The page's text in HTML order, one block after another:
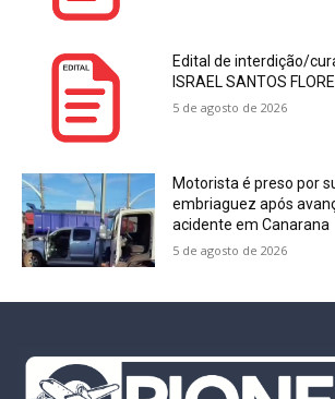
Edital de interdição/
ISRAEL SANTOS
5 de agosto de 2026
Motorista é preso por
embriaguez após
acidente em Canarana
5 de agosto de 2026